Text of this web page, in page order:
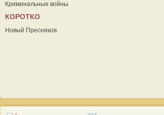
Криминальные войны
КОРОТКО
Новый Пресняков